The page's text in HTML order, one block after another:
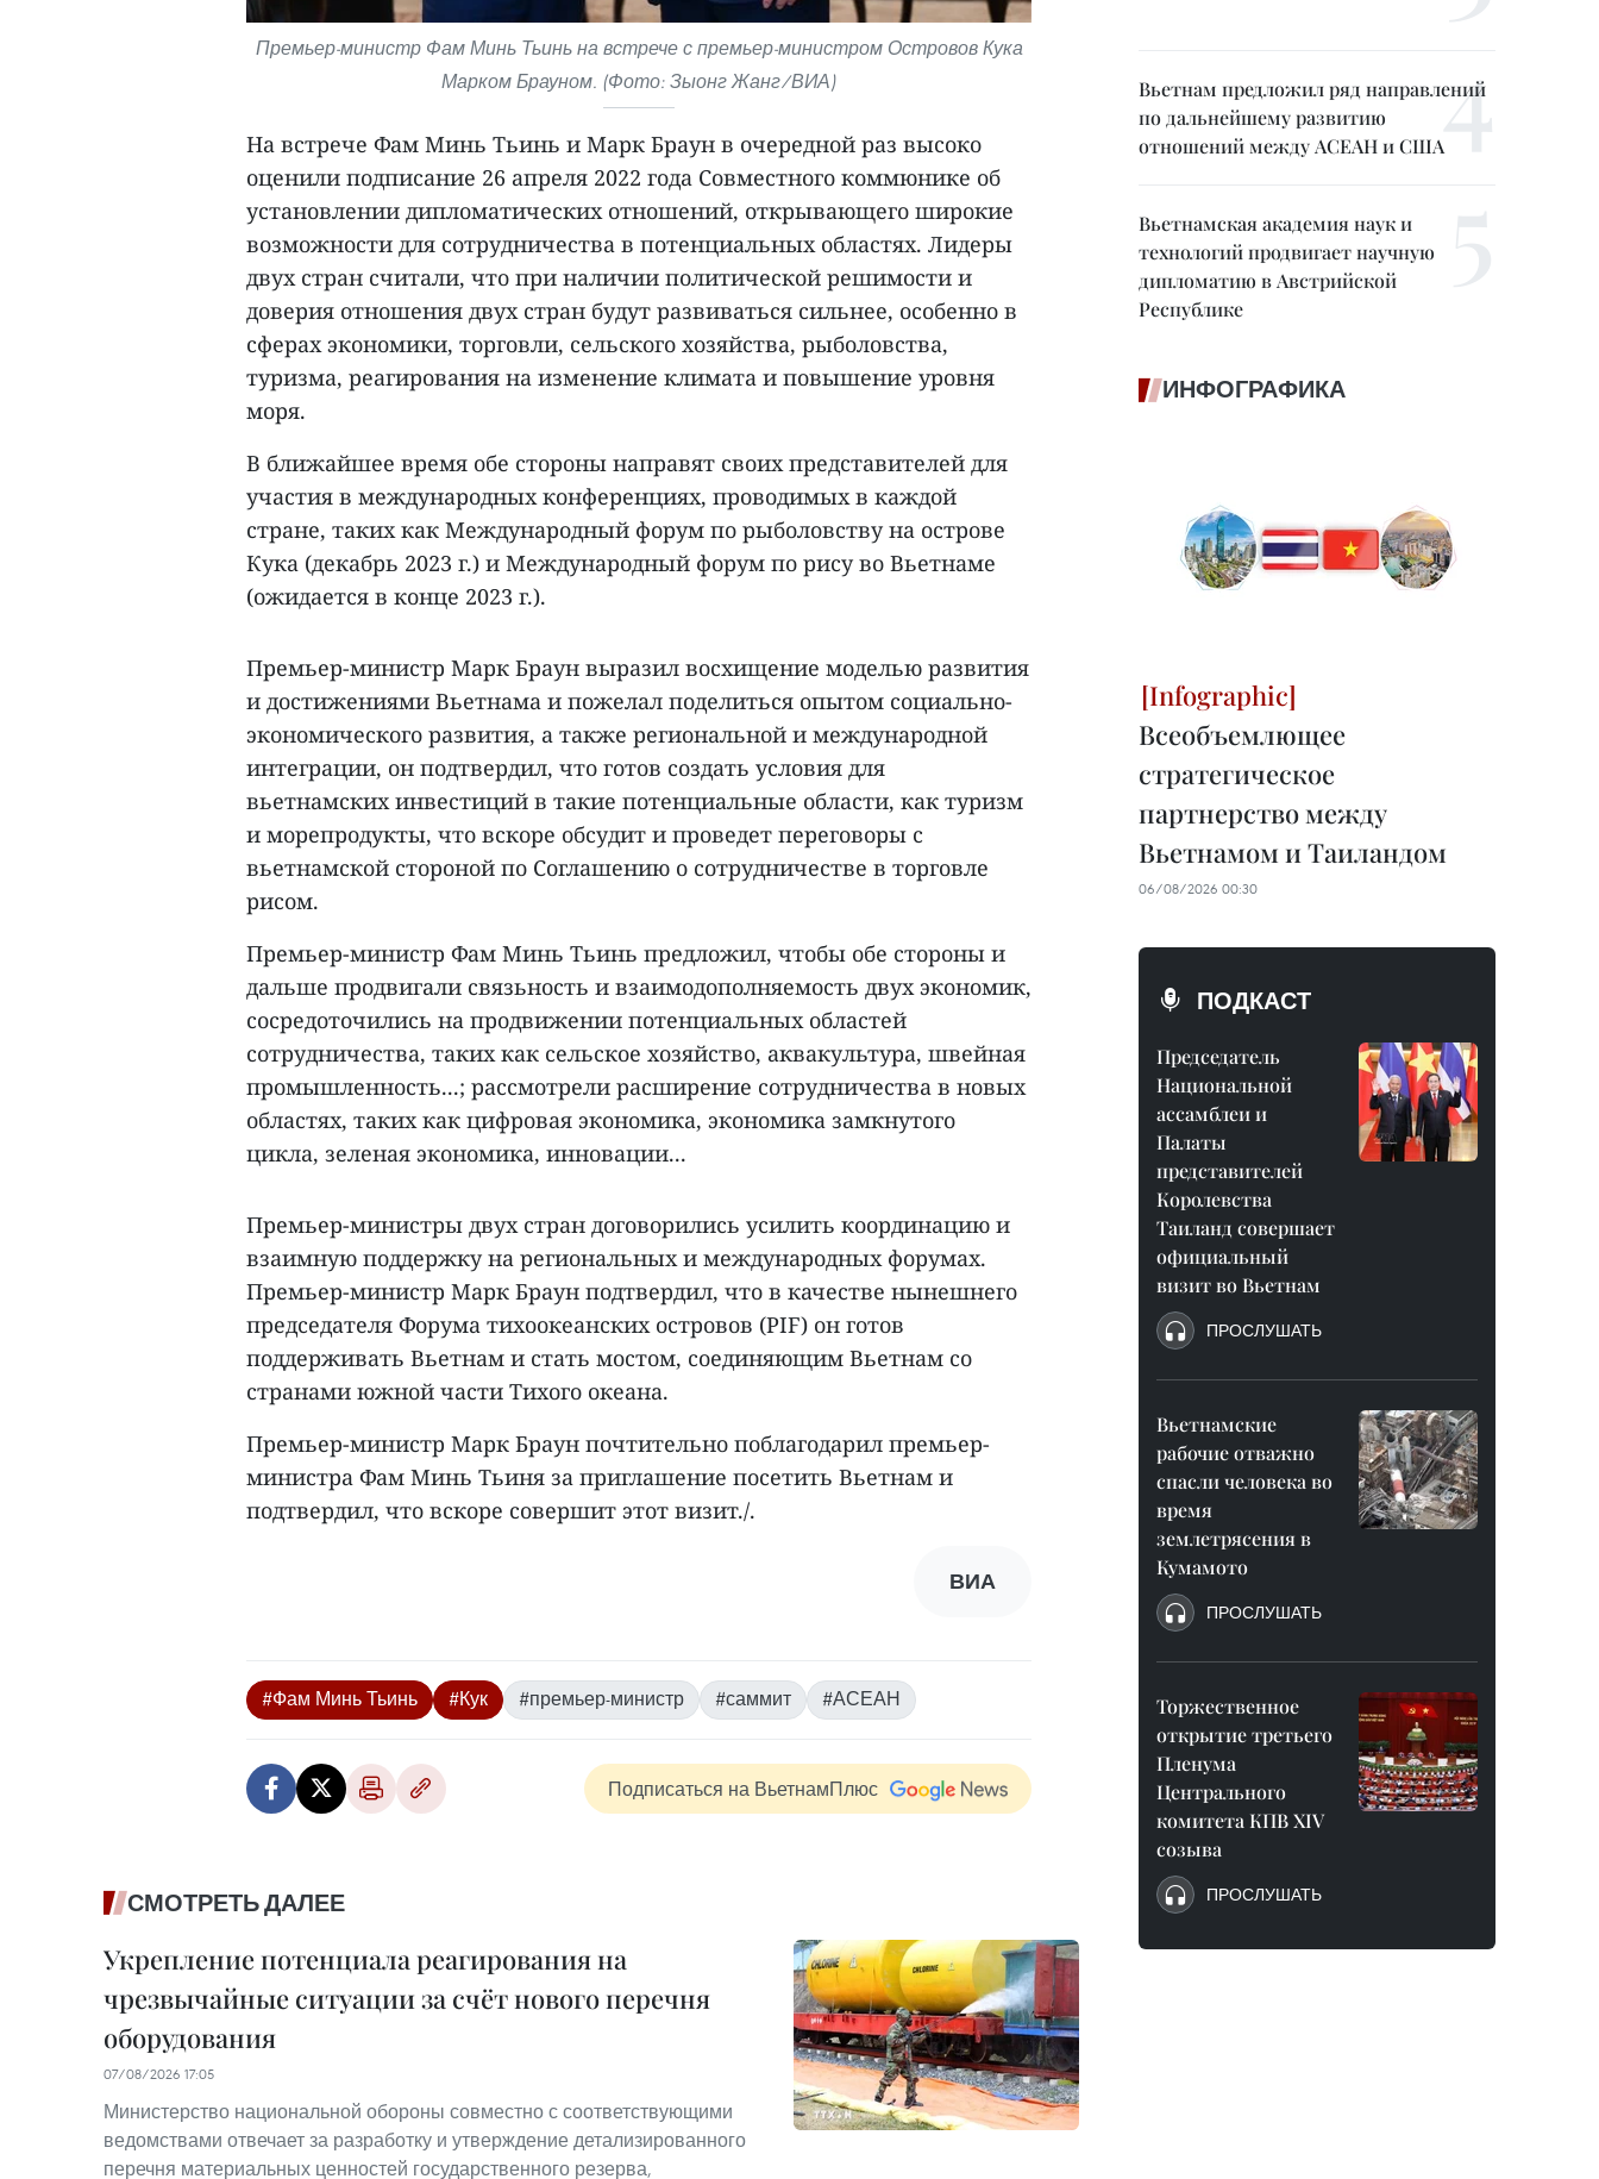
Премьер-министр Фам Минь Тьинь на встрече с премьер-министром Островов Кука
Марком Брауном. (Фото: Зыонг Жанг/ВИА)
На встрече Фам Минь Тьинь и Марк Браун в очередной раз высоко
оценили подписание 26 апреля 2022 года Совместного коммюнике об
установлении дипломатических отношений, открывающего широкие
возможности для сотрудничества в потенциальных областях. Лидеры
двух стран считали, что при наличии политической решимости и
доверия отношения двух стран будут развиваться сильнее, особенно в
сферах экономики, торговли, сельского хозяйства, рыболовства,
туризма, реагирования на изменение климата и повышение уровня
моря.
В ближайшее время обе стороны направят своих представителей для
участия в международных конференциях, проводимых в каждой
стране, таких как Международный форум по рыболовству на острове
Кука (декабрь 2023 г.) и Международный форум по рису во Вьетнаме
(ожидается в конце 2023 г.).
Премьер-министр Марк Браун выразил восхищение моделью развития
и достижениями Вьетнама и пожелал поделиться опытом социально-
экономического развития, а также региональной и международной
интеграции, он подтвердил, что готов создать условия для
вьетнамских инвестиций в такие потенциальные области, как туризм
и морепродукты, что вскоре обсудит и проведет переговоры с
вьетнамской стороной по Соглашению о сотрудничестве в торговле
рисом.
Премьер-министр Фам Минь Тьинь предложил, чтобы обе стороны и
дальше продвигали связьность и взаимодополняемость двух экономик,
сосредоточились на продвижении потенциальных областей
сотрудничества, таких как сельское хозяйство, аквакультура, швейная
промышленность...; рассмотрели расширение сотрудничества в новых
областях, таких как цифровая экономика, экономика замкнутого
цикла, зеленая экономика, инновации...
Премьер-министры двух стран договорились усилить координацию и
взаимную поддержку на региональных и международных форумах.
Премьер-министр Марк Браун подтвердил, что в качестве нынешнего
председателя Форума тихоокеанских островов (PIF) он готов
поддерживать Вьетнам и стать мостом, соединяющим Вьетнам со
странами южной части Тихого океана.
Премьер-министр Марк Браун почтительно поблагодарил премьер-
министра Фам Минь Тьиня за приглашение посетить Вьетнам и
подтвердил, что вскоре совершит этот визит./.
ВИА
#Фам Минь Тьинь #Кук #премьер-министр #саммит #АСЕАН
Подписаться на ВьетнамПлюс
СМОТРЕТЬ ДАЛЕЕ
Укрепление потенциала реагирования на
чрезвычайные ситуации за счёт нового перечня
оборудования
07/08/2026 17:05
Министерство национальной обороны совместно с соответствующими
ведомствами отвечает за разработку и утверждение детализированного
перечня материальных ценностей государственного резерва,
Вьетнам предложил ряд направлений
по дальнейшему развитию
отношений между АСЕАН и США
Вьетнамская академия наук и
технологий продвигает научную
дипломатию в Австрийской
Республике
ИНФОГРАФИКА
Всеобъемлющее
стратегическое
партнерство между
Вьетнамом и Таиландом
06/08/2026 00:30
ПОДКАСТ
Председатель
Национальной
ассамблеи и
Палаты
представителей
Королевства
Таиланд совершает
официальный
визит во Вьетнам
ПРОСЛУШАТЬ
Вьетнамские
рабочие отважно
спасли человека во
время
землетрясения в
Кумамото
ПРОСЛУШАТЬ
Торжественное
открытие третьего
Пленума
Центрального
комитета КПВ XIV
созыва
ПРОСЛУШАТЬ